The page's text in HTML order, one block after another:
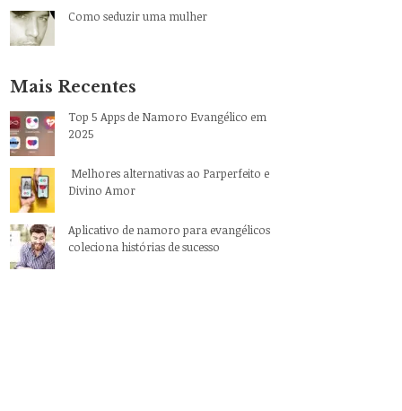
Como seduzir uma mulher
Mais Recentes
Top 5 Apps de Namoro Evangélico em
2025
Melhores alternativas ao Parperfeito e
Divino Amor
Aplicativo de namoro para evangélicos
coleciona histórias de sucesso